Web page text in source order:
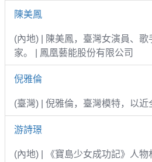
陳美鳳
(內地) | 陳美鳳，臺灣女演員、
家。 | 鳳凰藝能股份有限公司
倪雅倫
(臺灣) | 倪雅倫，臺灣模特，以
游詩璟
(內地) | 《寶島少女成功記》人